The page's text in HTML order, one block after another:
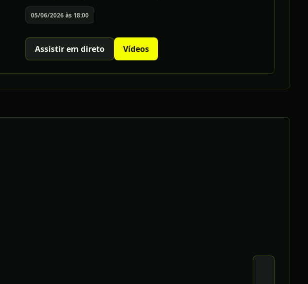
05/06/2026 às 18:00
Assistir em direto Vídeos